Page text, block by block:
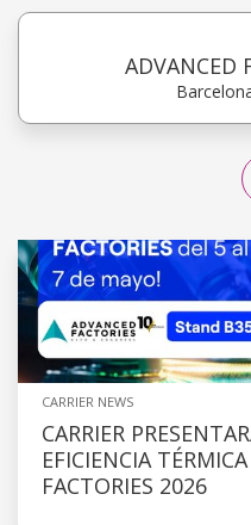
ADVANCED
CARRIER NEWS
CARRIER
EFICIENCIA
FACTORIES 2026